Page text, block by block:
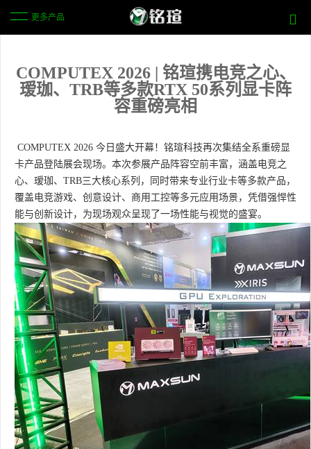
更多产品
COMPUTEX 2026 | 铭瑄携电竞之心、
瑷珈、TRB等多款RTX 50系列显卡阵
容重磅亮相
COMPUTEX 2026 今日盛大开幕！铭瑄科技再次集结全系重磅显
卡产品登陆展会现场。本次参展产品阵容空前丰富，涵盖电竞之
心、瑷珈、TRB三大核心系列，同时带来专业行业卡等多款产品，
覆盖电竞游戏、创意设计、商用工控等多元应用场景，凭借强悍性
能与创新设计，为现场观众呈现了一场性能与视觉的盛宴。